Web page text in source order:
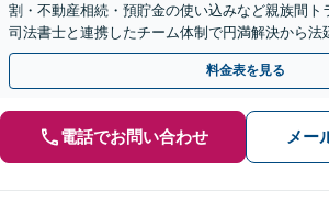
割・不動産相続・預貯金の使い込みなど親族間ト
司法書士と連携したチーム体制で円満解決から法
ート。電話・WEB面談可【初回60分相談無料】
料金表を見る
電話でお問い合わせ メー